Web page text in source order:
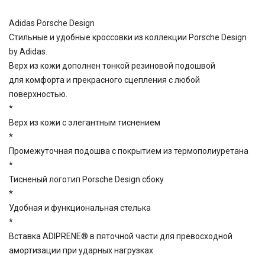
Adidas Porsche Design
Стильные и удобные кроссовки из коллекции Porsche Design
by Аdidas.
Верх из кожи дополнен тонкой резиновой подошвой
для комфорта и прекрасного сцепления с любой
поверхностью.
*
Верх из кожи с элегантным тиснением
*
Промежуточная подошва с покрытием из термополиуретана
*
Тисненый логотип Porsche Design сбоку
*
Удобная и функциональная стелька
*
Вставка ADIPRENE® в пяточной части для превосходной
амортизации при ударных нагрузках